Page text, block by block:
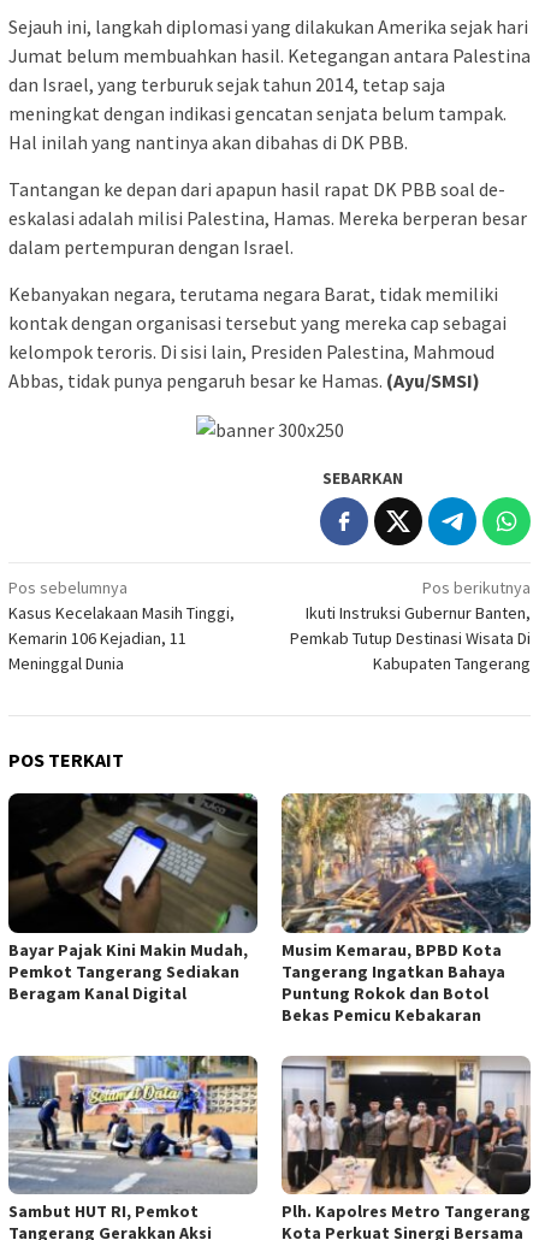
Sejauh ini, langkah diplomasi yang dilakukan Amerika sejak hari
Jumat belum membuahkan hasil. Ketegangan antara Palestina
dan Israel, yang terburuk sejak tahun 2014, tetap saja
meningkat dengan indikasi gencatan senjata belum tampak.
Hal inilah yang nantinya akan dibahas di DK PBB.
Tantangan ke depan dari apapun hasil rapat DK PBB soal de-
eskalasi adalah milisi Palestina, Hamas. Mereka berperan besar
dalam pertempuran dengan Israel.
Kebanyakan negara, terutama negara Barat, tidak memiliki
kontak dengan organisasi tersebut yang mereka cap sebagai
kelompok teroris. Di sisi lain, Presiden Palestina, Mahmoud
Abbas, tidak punya pengaruh besar ke Hamas. (Ayu/SMSI)
SEBARKAN
Navigasi
pos
Pos sebelumnya
Kasus Kecelakaan Masih Tinggi,
Kemarin 106 Kejadian, 11
Meninggal Dunia
Pos berikutnya
Ikuti Instruksi Gubernur Banten,
Pemkab Tutup Destinasi Wisata Di
Kabupaten Tangerang
POS TERKAIT
Bayar Pajak Kini Makin Mudah,
Pemkot Tangerang Sediakan
Beragam Kanal Digital
Musim Kemarau, BPBD Kota
Tangerang Ingatkan Bahaya
Puntung Rokok dan Botol
Bekas Pemicu Kebakaran
Sambut HUT RI, Pemkot
Tangerang Gerakkan Aksi
Plh. Kapolres Metro Tangerang
Kota Perkuat Sinergi Bersama